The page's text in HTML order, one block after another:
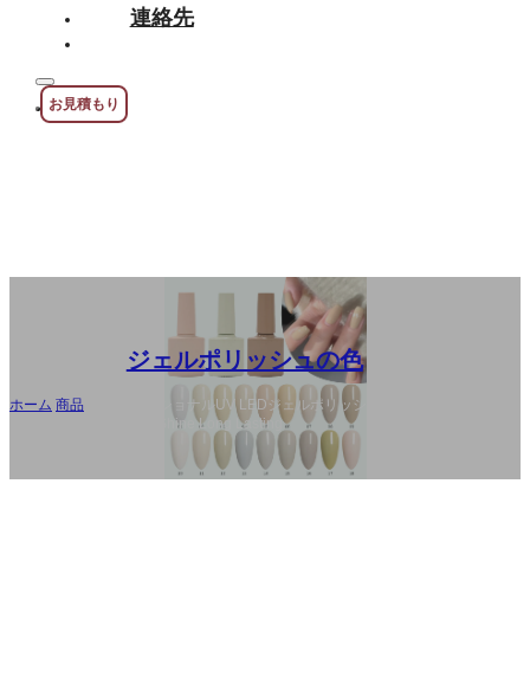
連絡先
お見積もり
ジェルポリッシュの色
ホーム 商品
プロフェッショナルUV LEDジェルポリッシュ工場｜HEMA-
Free & TPO-Free High-Shine Long Lasting